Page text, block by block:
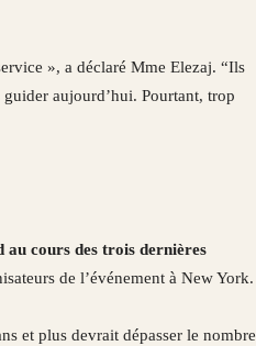
», a déclaré Mme Elezaj. “Ils
aujourd’hui. Pourtant, trop
au cours des trois dernières
de l’événement à New York.
et plus devrait dépasser le nombre